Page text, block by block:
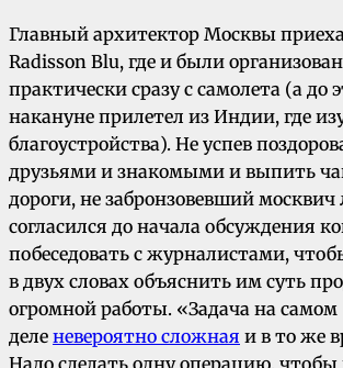
Главный архитектор Москвы
Radisson Blu, где и были
практически сразу с самолета (а до
накануне прилетел из Индии, где
благоустройства). Не успев
друзьями и знакомыми и выпить
дороги, не забронзовевший москвич
согласился до начала обсуждения
побеседовать с журналистами,
в двух словах объяснить им суть
огромной работы. «Задача на самом
деле невероятно сложная и в то же